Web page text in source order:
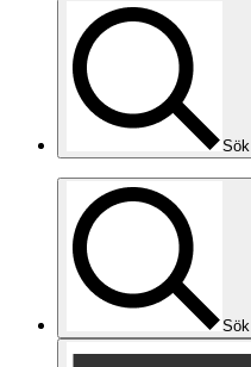
Sök
Sök